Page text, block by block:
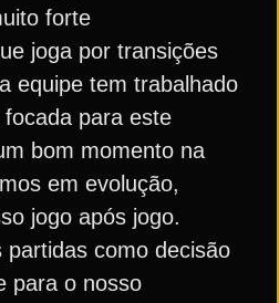
forte
joga por transições
equipe tem trabalhado
para este
bom momento na
em evolução,
jogo após jogo.
como decisão
para o nosso